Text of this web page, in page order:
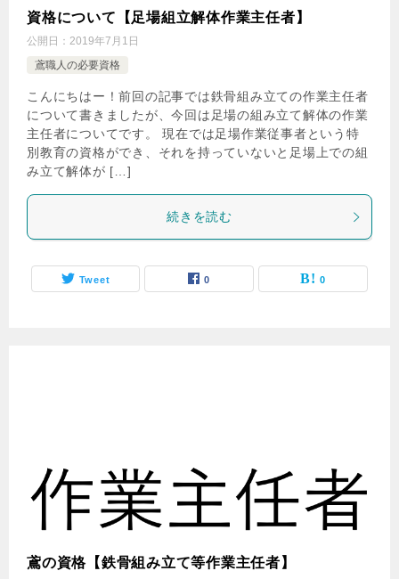
資格について【足場組立解体作業主任者】
公開日： 2019年7月1日
鳶職人の必要資格
こんにちはー！前回の記事では鉄骨組み立ての作業主任者
について書きましたが、今回は足場の組み立て解体の作業
主任者についてです。 現在では足場作業従事者という特
別教育の資格ができ、それを持っていないと足場上での組
み立て解体が […]
続きを読む
Tweet 0 0
鳶の資格【鉄骨組み立て等作業主任者】